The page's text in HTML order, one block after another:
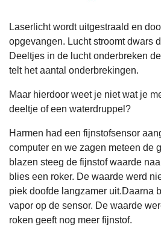
Laserlicht wordt uitgestraald en
opgevangen. Lucht stroomt dwars
Deeltjes in de lucht onderbreken
telt het aantal onderbrekingen.
Maar hierdoor weet je niet wat je
deeltje of een waterdruppel?
Harmen had een fijnstofsensor
computer en we zagen meteen de
blazen steeg de fijnstof waarde
blies een roker. De waarde werd
piek doofde langzamer uit.Daarna
vapor op de sensor. De waarde
roken geeft nog meer fijnstof.